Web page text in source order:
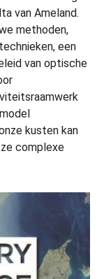
van Ameland.
methoden,
een
van optische
kusten kan
complexe